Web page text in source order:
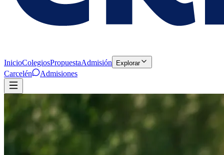
InicioColegiosPropuestaAdmisión Explorar
Carcelén Admisiones